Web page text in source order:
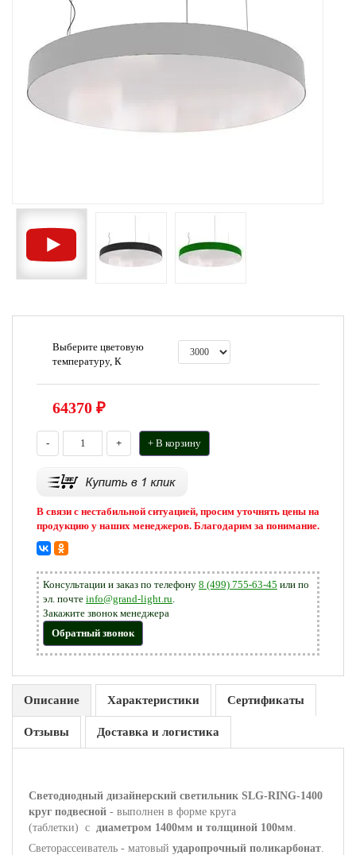
Выберите цветовую
температуру, К
64370 ₽
- + + В корзину
В связи с нестабильной ситуацией, просим уточнять цены на
продукцию у наших менеджеров. Благодарим за понимание.
Консультации и заказ по телефону 8 (499) 755-63-45 или по
эл. почте info@grand-light.ru.
Закажите звонок менеджера
Обратный звонок
Описание Характеристики Сертификаты
Отзывы Доставка и логистика
Светодиодный дизайнерский светильник SLG-RING-1400
круг подвесной - выполнен в форме круга
(таблетки) с диаметром 1400мм и толщиной 100мм.
Светорассеиватель - матовый ударопрочный поликарбонат.